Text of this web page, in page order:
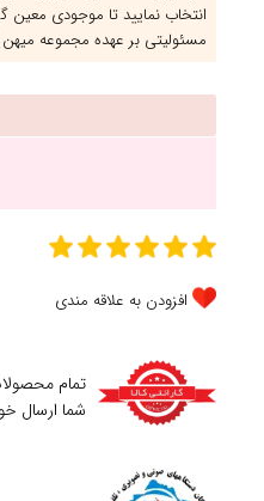
انتخاب نمایید تا موجودی معین
مسئولیتی بر عهده مجموعه
افزودن به علاقه مندی
تمام
شما ارسال